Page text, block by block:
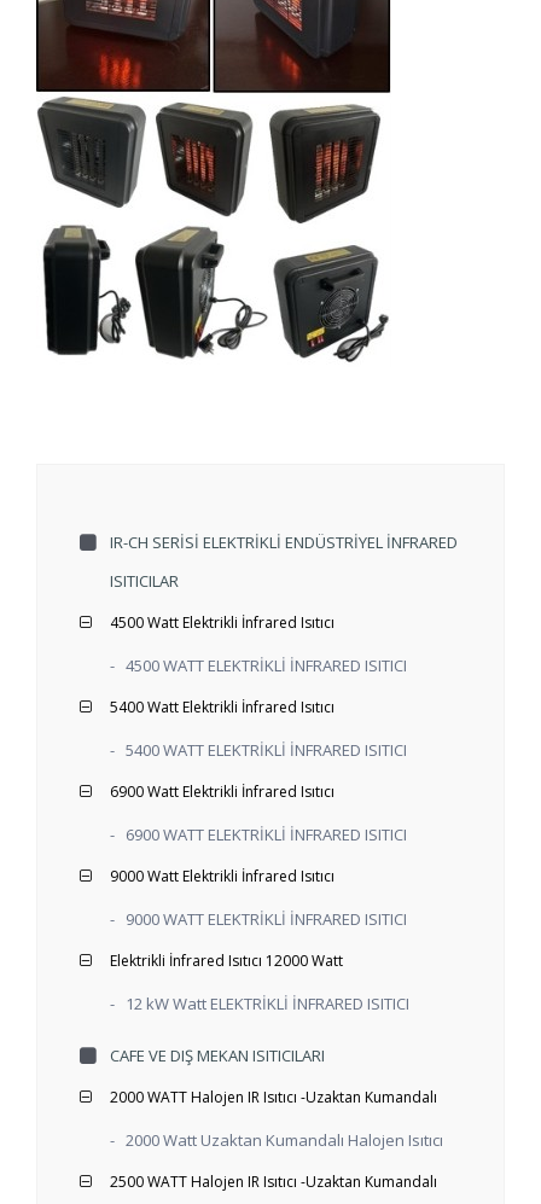
IR-CH SERISI ELEKTRIKLI ENDÜSTRIYEL İNFRARED
ISITICILAR
4500 Watt Elektrikli İnfrared Isıtıcı
- 4500 WATT ELEKTRİKLİ İNFRARED ISITICI
5400 Watt Elektrikli İnfrared Isıtıcı
- 5400 WATT ELEKTRİKLİ İNFRARED ISITICI
6900 Watt Elektrikli İnfrared Isıtıcı
- 6900 WATT ELEKTRİKLİ İNFRARED ISITICI
9000 Watt Elektrikli İnfrared Isıtıcı
- 9000 WATT ELEKTRİKLİ İNFRARED ISITICI
Elektrikli İnfrared Isıtıcı 12000 Watt
- 12 kW Watt ELEKTRİKLİ İNFRARED ISITICI
CAFE VE DIŞ MEKAN ISITICILARI
2000 WATT Halojen IR Isıtıcı -Uzaktan Kumandalı
- 2000 Watt Uzaktan Kumandalı Halojen Isıtıcı
2500 WATT Halojen IR Isıtıcı -Uzaktan Kumandalı